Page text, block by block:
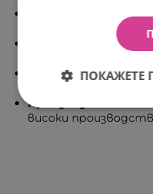
,
допир с кожата
Лесно за поддръжка
Издръжливо при
Произведено в
високи
ПОКАЖЕТЕ